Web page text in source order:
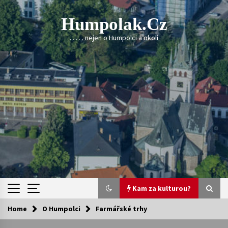
Skip
to
content
Humpolak.cz
. . . . . nejen o Humpolci a okolí
Kam za kulturou?
Kam za kulturou?
Home O Humpolci Farmářské trhy